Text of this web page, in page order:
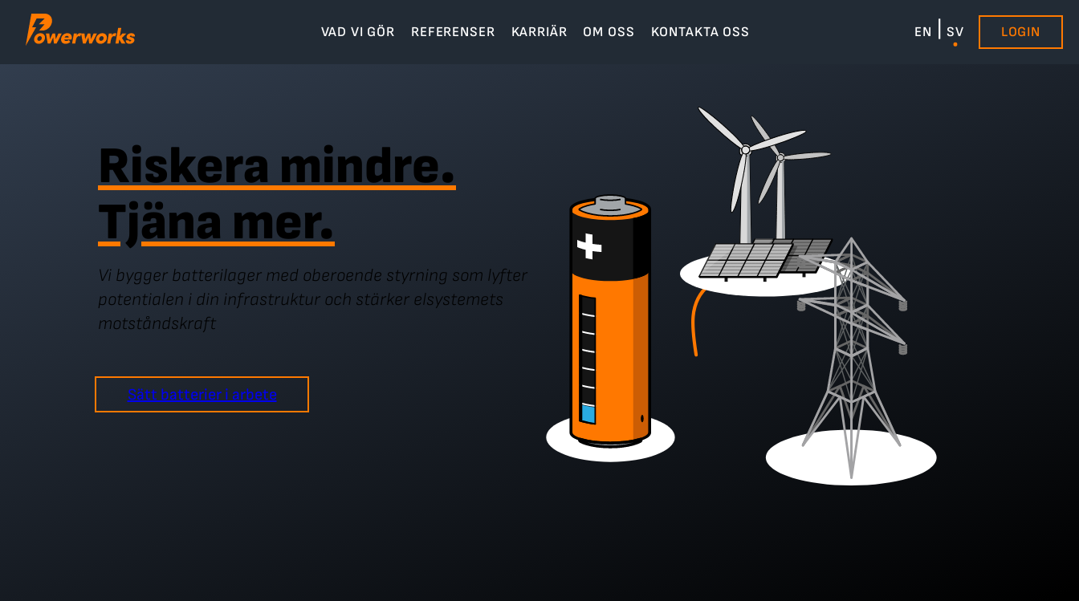
content
VAD VI GÖR REFERENSER KARRIÄR OM OSS KONTAKTA OSS EN SV LOGIN
Riskera mindre.
Tjäna mer.
Vi bygger batterilager med oberoende styrning som lyfter
potentialen i din infrastruktur och stärker elsystemets
motståndskraft
Sätt batterier i arbete